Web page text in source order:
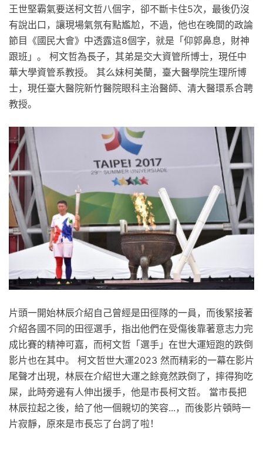
王世堅霸氣要送柯文哲八個字，卻不斷卡住5次，最後仍沒
有說出口，讓現場氣氛有點尷尬，不過，他也在晚間的政論
節目《國民大會》中透露這8個字，就是「仰郭鼻息，財神
跟班」。 柯文哲為長子，其弟是交大資管所博士，現任中
華大學資管系教授。 其么妹柯美蘭，臺大醫學院生理所博
士，現任臺大醫院新竹醫院眼科主治醫師、清大醫環系合聘
教授。
片頭一開始林辰介紹自己曾經是田徑隊的一員，而後緊接著
介紹各國不同的田徑選手，指出他們在受傷後靠著意志力完
成比賽的精神可嘉，而柯文哲「選手」在世大運短跑的跌倒
影片也在其中。 柯文哲世大運2023 然而精彩的一幕在影片
尾聲才出現，林辰在介紹世大運之餘竟然跌倒了，摔得狗吃
屎，此時旁邊有人伸出援手，他是市長柯文哲。 當市長把
林辰拉起之後，給了他一個親切的笑容...，而後影片頓時一
片寂靜，原來是市長忘了台詞了啦！